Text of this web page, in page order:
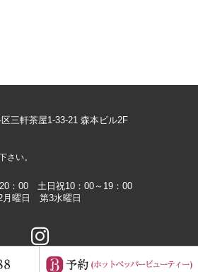
三軒茶屋1-33-21 森本ビル2F
さい。
：00 土日祝10：00～19：00
月曜日 第3水曜日
(c) Allora